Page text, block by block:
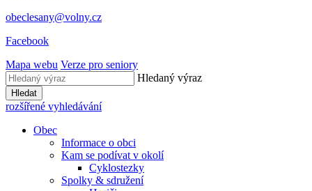
obeclesany@volny.cz
Facebook
Mapa webu Verze pro seniory
Hledaný výraz
Hledat
rozšířené vyhledávání
Obec
Informace o obci
Kam se podívat v okolí
Cyklostezky
Spolky & sdružení